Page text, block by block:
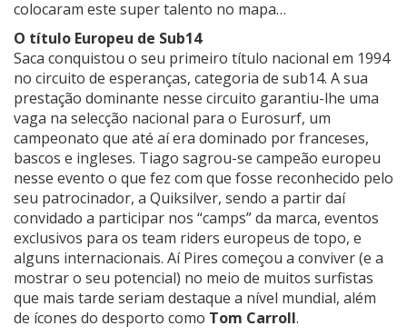
colocaram este super talento no mapa…
O título Europeu de Sub14
Saca conquistou o seu primeiro título nacional em 1994
no circuito de esperanças, categoria de sub14. A sua
prestação dominante nesse circuito garantiu-lhe uma
vaga na selecção nacional para o Eurosurf, um
campeonato que até aí era dominado por franceses,
bascos e ingleses. Tiago sagrou-se campeão europeu
nesse evento o que fez com que fosse reconhecido pelo
seu patrocinador, a Quiksilver, sendo a partir daí
convidado a participar nos “camps” da marca, eventos
exclusivos para os team riders europeus de topo, e
alguns internacionais. Aí Pires começou a conviver (e a
mostrar o seu potencial) no meio de muitos surfistas
que mais tarde seriam destaque a nível mundial, além
de ícones do desporto como Tom Carroll.